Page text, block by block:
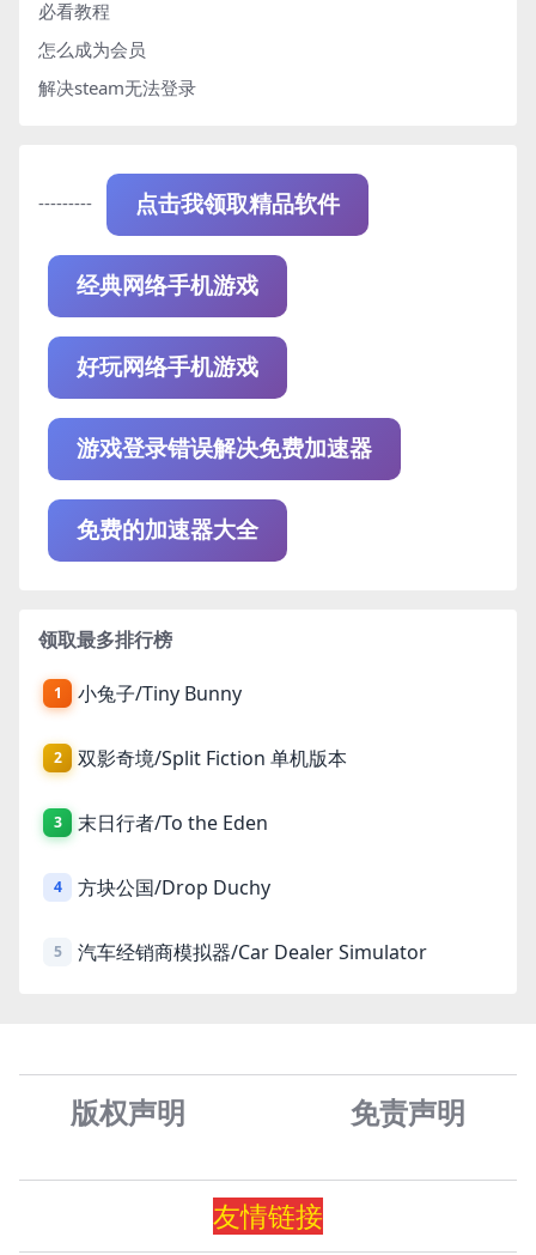
必看教程
怎么成为会员
解决steam无法登录
--------- 点击我领取精品软件
经典网络手机游戏
好玩网络手机游戏
游戏登录错误解决免费加速器
免费的加速器大全
领取最多排行榜
1 小兔子/Tiny Bunny
2 双影奇境/Split Fiction 单机版本
3 末日行者/To the Eden
4 方块公国/Drop Duchy
5 汽车经销商模拟器/Car Dealer Simulator
版权声明 免责声明
友情链接